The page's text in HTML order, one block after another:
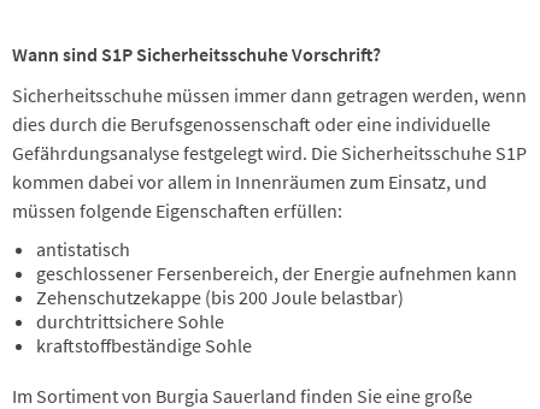
Wann sind S1P Sicherheitsschuhe Vorschrift?
Sicherheitsschuhe müssen immer dann getragen werden, wenn
dies durch die Berufsgenossenschaft oder eine individuelle
Gefährdungsanalyse festgelegt wird. Die Sicherheitsschuhe S1P
kommen dabei vor allem in Innenräumen zum Einsatz, und
müssen folgende Eigenschaften erfüllen:
antistatisch
geschlossener Fersenbereich, der Energie aufnehmen kann
Zehenschutzekappe (bis 200 Joule belastbar)
durchtrittsichere Sohle
kraftstoffbeständige Sohle
Im Sortiment von Burgia Sauerland finden Sie eine große